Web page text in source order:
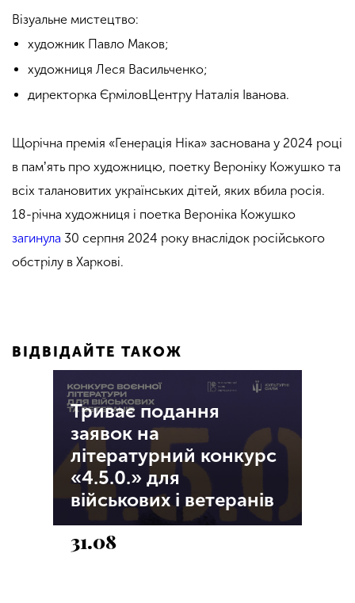
Візуальне мистецтво:
художник Павло Маков;
художниця Леся Васильченко;
директорка ЄрміловЦентру Наталія Іванова.
Щорічна премія «Генерація Ніка» заснована у 2024 році
в памʼять про художницю, поетку Вероніку Кожушко та
всіх талановитих українських дітей, яких вбила росія.
18-річна художниця і поетка Вероніка Кожушко
загинула 30 серпня 2024 року внаслідок російського
обстрілу в Харкові.
ВІДВІДАЙТЕ ТАКОЖ
Триває подання
заявок на
літературний конкурс
«4.5.0.» для
військових і ветеранів
31.08